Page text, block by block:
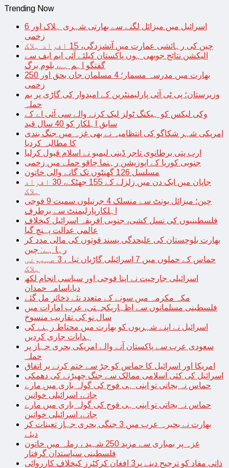
Trending Now
اسرائیل میں میزائل لگنے سے بھارتی شہری ہلاک اور 6
زخمی
چین کی رہائشی عمارت میں آتشزدگی، 15 افراد ہلاک
الیکشن نتائج جوبھی ہوں پاکستان کیلئے آئی ایم ایف سے
گفتگو اہم ہے، بلوم برگ
بھارت میں مدرسہ مسمار؛ 4 مسلمان جاں بحق اور 250
زخمی
وزیرستان؛ پی ٹی آئی پارلیمنٹرین کے امیدوار کی گاڑی پر بم
حملہ
وکی لیکس کو ہیکنگ ٹولز لیک کرنے والے سی آئی اے کے
سابق اہلکار کو 40 سال قید
امریکی شہر شکاگو کی انتظامیہ نے بھی غزہ میں جنگ بندی
کا مطالبہ کردیا
ارب پتی برطانوی تاجر ڈینی لیمبو نے اسلام قبول کرلیا
جنوبی کوریا کے اپوزیشن رہنما چاقو حملے میں زخمی
مسلسل 126 گھنٹوں تک گانے والی خاتون
جاپان میں ایک دن میں زلزلے کے 155 جھٹکے، 30 افراد
ہلاک
چین؛ میزائل یونٹ سے منسلک 4 جرنیلوں سمیت 9 فوجی
اہلکارپارلیمنٹ سے برطرف
فلسطینیوں کی نسل کشی، جنوبی افریقہ اسرائیل کیخلاف
عالمی عدالت پہنچ گیا
بھارت بلوچستان کی علیحدگی پسند قوتوں کی مالی مدد کر
رہا ہے: چین
حماس کے حملوں میں 7 اسرائیلی گاڑیاں تباہ، 3 صہیونی
ہلاک
اسرائیلی جارحیت نے اپنا فوجی اور سیاسی انجام لکھ
دیا،اسامہ حمدان
مکہ مکرمہ میں سونے کے متعدد نئے ذخائر مل گئے
فلسطینی مسلمانوں سے اظہاریکجہتی، عرب امارات میں
سال نو کی تقاریب منسوخ
اسرائیل نے اپنے شہریوں کو بھارت میں محتاط رہنے کی
ہدایات جاری کردیں
سعودی عرب سے پاکستان آنے والے امریکی بحری جہاز پر
حملہ
امریکا اور اسرائیل کا حماس کو جڑ سے ختم کرنے پر اتفاق
اسرائیل کی کئی اسلامی ممالک سے جنگ چھیڑنے کی دھمکی
حماس نہ بچاتی تو اپنی ہی فوج کی گولہ باری میں مارے
جاتے، اسرائیلی خواتین
حماس نہ بچاتی تو اپنی ہی فوج کی گولہ باری میں مارے
جاتے، اسرائیلی خواتین
بھارت نے بحیرہ عرب میں 3 جنگی بحری جہاز تعینات کر
دیئے
غزہ پر بمباری سے مزید 250 شہید ، رملہ میں خاتون
فلسطینی سیاستدان گرفتار
ذاتی مفاد کو ترجیح دینے پر3 افغان کرکٹرز کیخلاف کارروائی